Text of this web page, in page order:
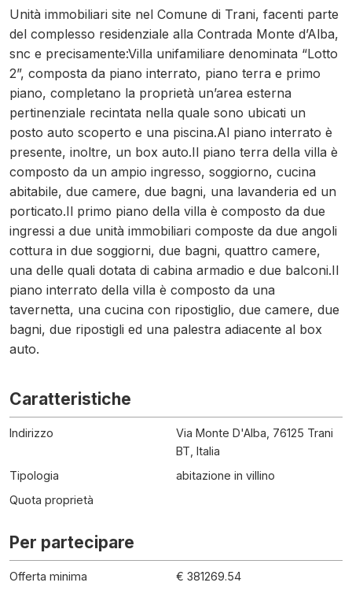
Unità immobiliari site nel Comune di Trani, facenti parte
del complesso residenziale alla Contrada Monte d’Alba,
snc e precisamente:Villa unifamiliare denominata “Lotto
2”, composta da piano interrato, piano terra e primo
piano, completano la proprietà un’area esterna
pertinenziale recintata nella quale sono ubicati un
posto auto scoperto e una piscina.Al piano interrato è
presente, inoltre, un box auto.Il piano terra della villa è
composto da un ampio ingresso, soggiorno, cucina
abitabile, due camere, due bagni, una lavanderia ed un
porticato.Il primo piano della villa è composto da due
ingressi a due unità immobiliari composte da due angoli
cottura in due soggiorni, due bagni, quattro camere,
una delle quali dotata di cabina armadio e due balconi.Il
piano interrato della villa è composto da una
tavernetta, una cucina con ripostiglio, due camere, due
bagni, due ripostigli ed una palestra adiacente al box
auto.
Caratteristiche
Indirizzo
Via Monte D'Alba, 76125 Trani
BT, Italia
Tipologia
abitazione in villino
Quota proprietà
Per partecipare
Offerta minima
€ 381269.54